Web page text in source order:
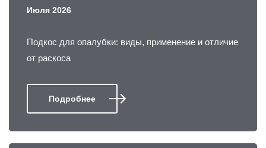
Июля 2026
Подкос для опалубки: виды, применение и отличие
от раскоса
Подробнее